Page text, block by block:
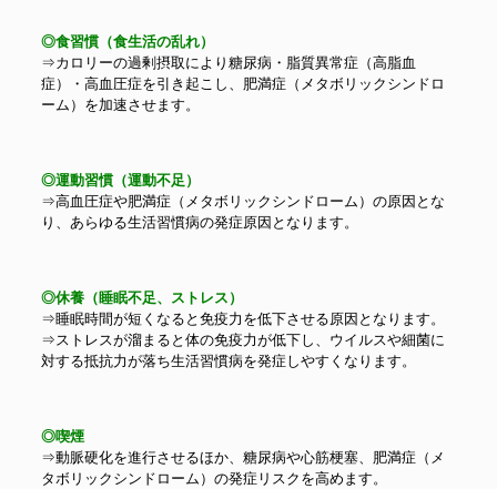
◎食習慣（食生活の乱れ）
⇒カロリーの過剰摂取により糖尿病・脂質異常症（高脂血
症）・高血圧症を引き起こし、肥満症（メタボリックシンドロ
ーム）を加速させます。
◎運動習慣（運動不足）
⇒高血圧症や肥満症（メタボリックシンドローム）の原因とな
り、あらゆる生活習慣病の発症原因となります。
◎休養（睡眠不足、ストレス）
⇒睡眠時間が短くなると免疫力を低下させる原因となります。
⇒ストレスが溜まると体の免疫力が低下し、ウイルスや細菌に
対する抵抗力が落ち生活習慣病を発症しやすくなります。
◎喫煙
⇒動脈硬化を進行させるほか、糖尿病や心筋梗塞、肥満症（メ
タボリックシンドローム）の発症リスクを高めます。